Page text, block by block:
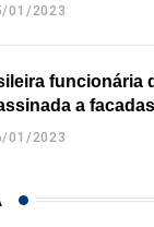
01/2023
funcionária
a
01/2023